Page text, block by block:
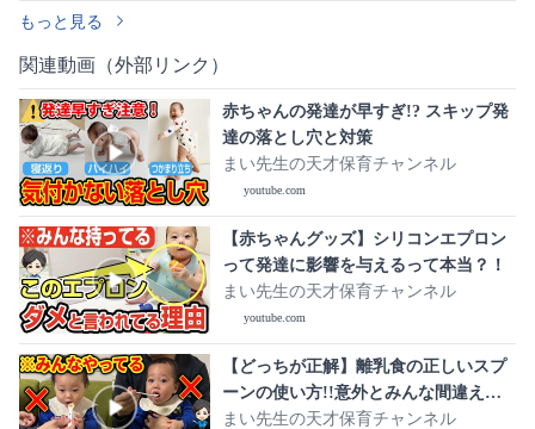
もっと見る
関連動画（外部リンク）
赤ちゃんの発達が早すぎ!? スキップ発
達の落とし穴と対策
まい先生の天才保育チャンネル
youtube.com
【赤ちゃんグッズ】シリコンエプロン
って発達に影響を与えるって本当？！
まい先生の天才保育チャンネル
youtube.com
【どっちが正解】離乳食の正しいスプ
ーンの使い方!!意外とみんな間違えて
いる!
まい先生の天才保育チャンネル